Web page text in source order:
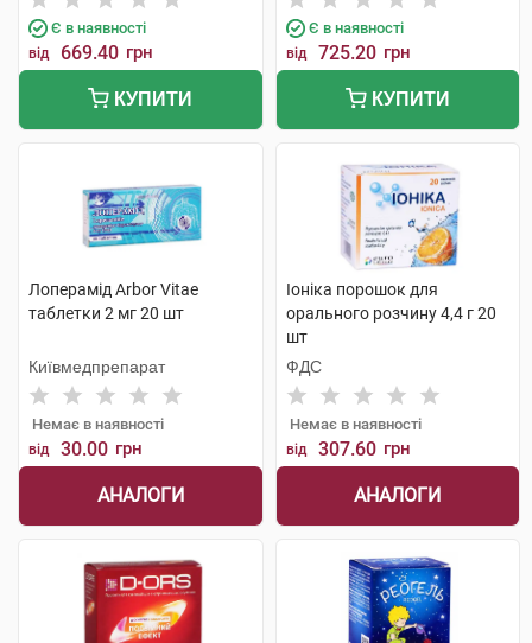
Є в наявності
від 669.40 грн
КУПИТИ
Є в наявності
від 725.20 грн
КУПИТИ
Лоперамід Arbor Vitae
таблетки 2 мг 20 шт
Київмедпрепарат
Немає в наявності
від 30.00 грн
АНАЛОГИ
Іоніка порошок для
орального розчину 4,4 г 20
шт
ФДС
Немає в наявності
від 307.60 грн
АНАЛОГИ